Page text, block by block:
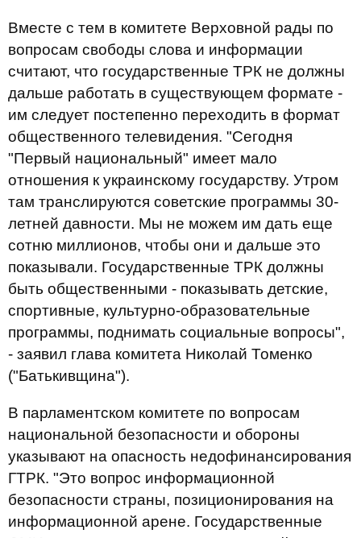
Вместе с тем в комитете Верховной рады по
вопросам свободы слова и информации
считают, что государственные ТРК не должны
дальше работать в существующем формате -
им следует постепенно переходить в формат
общественного телевидения. "Сегодня
"Первый национальный" имеет мало
отношения к украинскому государству. Утром
там транслируются советские программы 30-
летней давности. Мы не можем им дать еще
сотню миллионов, чтобы они и дальше это
показывали. Государственные ТРК должны
быть общественными - показывать детские,
спортивные, культурно-образовательные
программы, поднимать социальные вопросы",
- заявил глава комитета Николай Томенко
("Батькивщина").
В парламентском комитете по вопросам
национальной безопасности и обороны
указывают на опасность недофинансирования
ГТРК. "Это вопрос информационной
безопасности страны, позиционирования на
информационной арене. Государственные